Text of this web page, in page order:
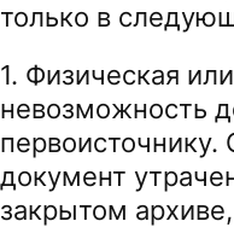
только в
1. Физическая
невозможность
первоисточнику.
документ
закрытом